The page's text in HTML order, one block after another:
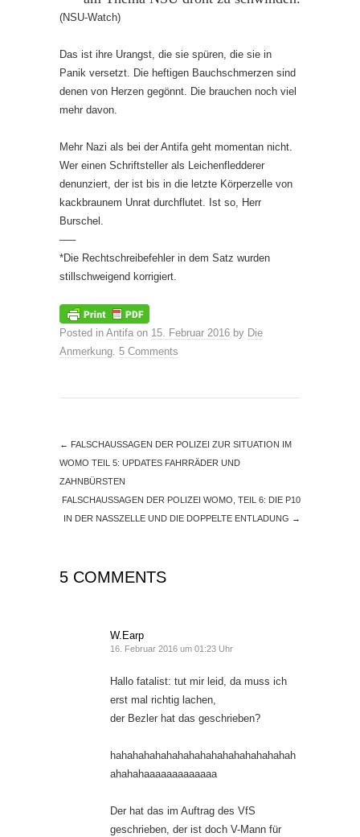
(NSU-Watch)
Das ist ihre Urangst, die sie spüren, die sie in
Panik versetzt. Die heftigen Bauchschmerzen sind
denen von Herzen gegönnt. Die brauchen noch viel
mehr davon.
Mehr Nazi als bei der Antifa geht momentan nicht.
Wer einen Schriftsteller als Leichenfledderer
denunziert, der ist bis in die letzte Körperzelle von
kackbraunem Unrat durchflutet. Ist so, Herr
Burschel.
—–
*Die Rechtschreibefehler in dem Satz wurden
stillschweigend korrigiert.
Posted in Antifa on 15. Februar 2016 by Die
Anmerkung. 5 Comments
← FALSCHAUSSAGEN DER POLIZEI ZUR SITUATION IM
WOMO TEIL 5: UPDATES FAHRRÄDER UND
ZAHNBÜRSTEN
FALSCHAUSSAGEN DER POLIZEI WOMO, TEIL 6: DIE P10
IN DER NASSZELLE UND DIE DOPPELTE ENTLADUNG →
5 COMMENTS
W.Earp
16. Februar 2016 um 01:23 Uhr
Hallo fatalist: tut mir leid, da muss ich
erst mal richtig lachen,
der Bezler hat das geschrieben?
hahahahahahahahahahahahahahahahah
ahahahaaaaaaaaaaaaa
Der hat das im Auftrag des VfS
geschrieben, der ist doch V-Mann für